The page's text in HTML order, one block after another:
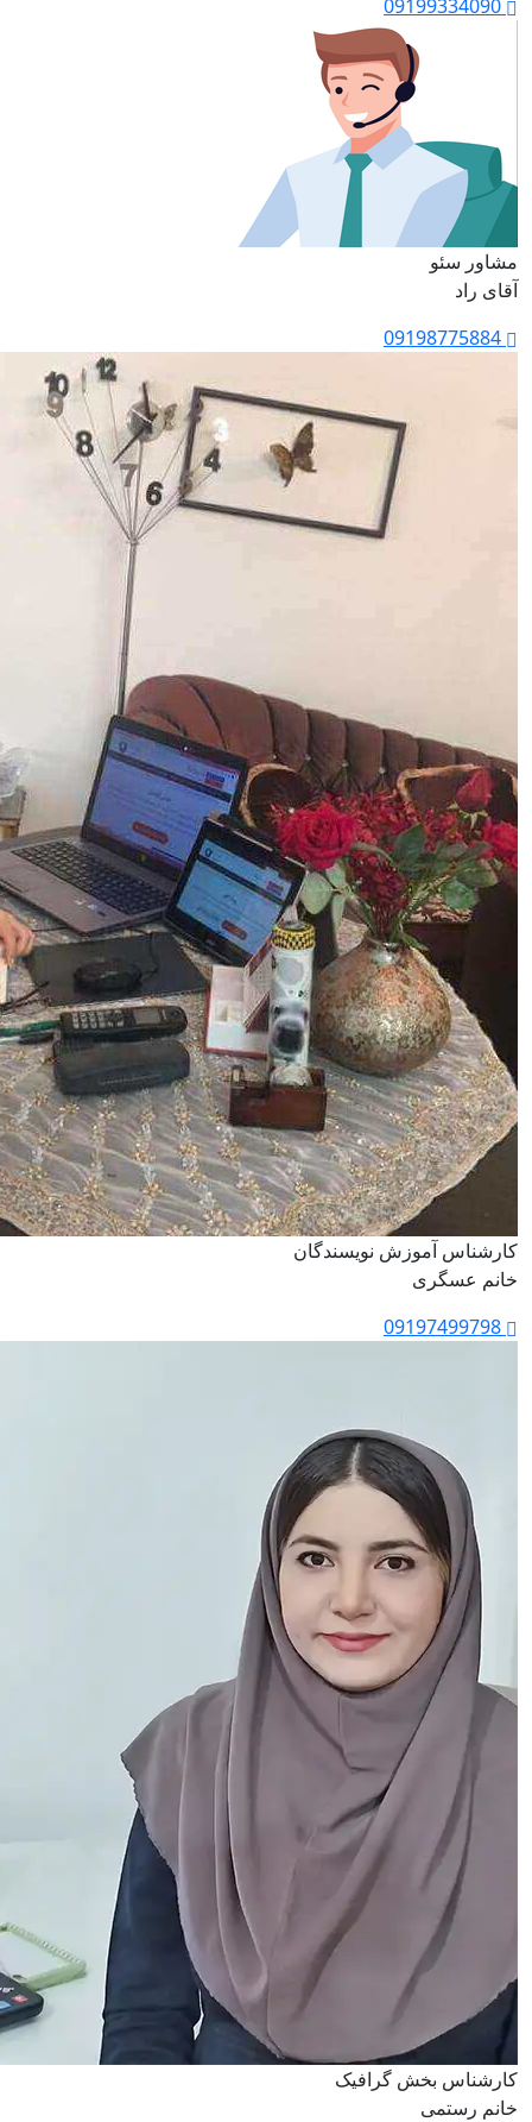
مشاور سئو
آقای راد
کارشناس آموزش نویسندگان
خانم عسگری
کارشناس بخش گرافیک
خانم رستمی